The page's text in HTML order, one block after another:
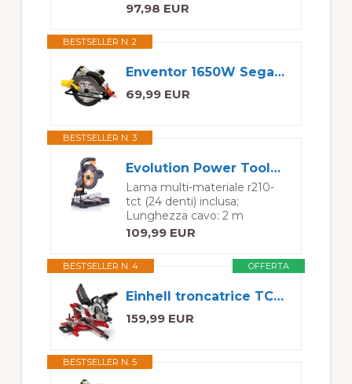
97,98 EUR
BESTSELLER N. 2
Enventor 1650W Sega Circolare per Legno con Guida Laser, 2 Lame (185mm)
69,99 EUR
BESTSELLER N. 3
Evolution Power Tools R210Cms Troncatrice Radiale Multi-Materiale 210 Mm, 230 V, Multicolore, 42 x 29 x 32 cm, Regime minimo 3750 rpm, Angolo massimo di taglio: 45°
Lama multi-materiale r210-
tct (24 denti) inclusa;
Lunghezza cavo: 2 m
109,99 EUR
OFFERTA
BESTSELLER N. 4
Einhell troncatrice TC-SM 2131/1 Dual (max 1.800 W, 4.900 min-1, funzione di trazione integrata, arresto pezzo, dispositivo di serraggio, incl. lama in metallo duro, laser)
159,99 EUR
BESTSELLER N. 5